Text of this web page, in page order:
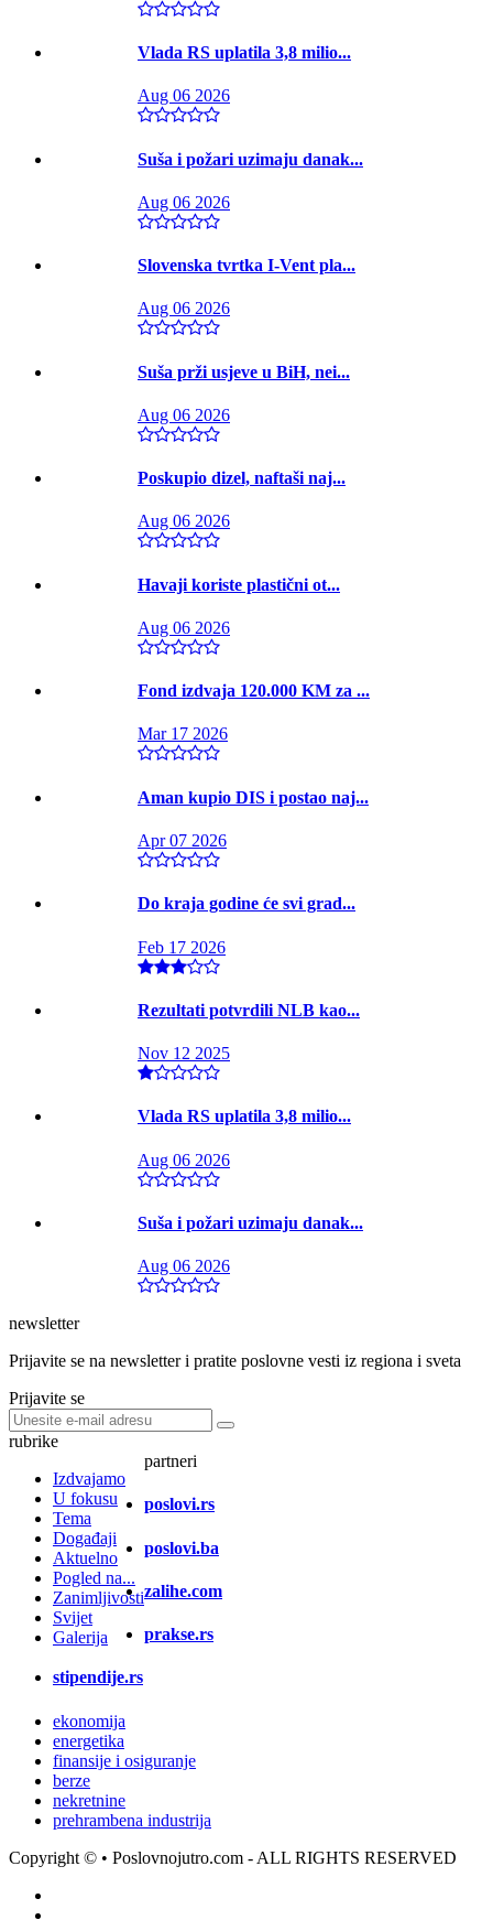
Vlada RS uplatila 3,8 milio...
Aug 06 2026
Suša i požari uzimaju danak...
Aug 06 2026
Slovenska tvrtka I-Vent pla...
Aug 06 2026
Suša prži usjeve u BiH, nei...
Aug 06 2026
Poskupio dizel, naftaši naj...
Aug 06 2026
Havaji koriste plastični ot...
Aug 06 2026
Fond izdvaja 120.000 KM za ...
Mar 17 2026
Aman kupio DIS i postao naj...
Apr 07 2026
Do kraja godine će svi grad...
Feb 17 2026
Rezultati potvrdili NLB kao...
Nov 12 2025
Vlada RS uplatila 3,8 milio...
Aug 06 2026
Suša i požari uzimaju danak...
Aug 06 2026
newsletter
Prijavite se na newsletter i pratite poslovne vesti iz regiona i sveta
Prijavite se
rubrike
Izdvajamo
U fokusu
Tema
Događaji
Aktuelno
Pogled na...
Zanimljivosti
Svijet
Galerija
partneri
poslovi.rs
poslovi.ba
zalihe.com
prakse.rs
stipendije.rs
ekonomija
energetika
finansije i osiguranje
berze
nekretnine
prehrambena industrija
Copyright © • Poslovnojutro.com - ALL RIGHTS RESERVED